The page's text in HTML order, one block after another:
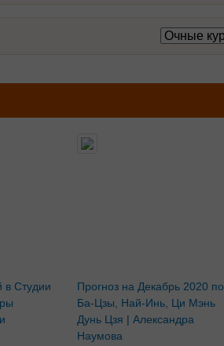
Студии
Прогноз на Декабрь 2020 по
Ба-Цзы, Най-Инь, Ци Мэнь
Дунь Цзя | Александра
Наумова